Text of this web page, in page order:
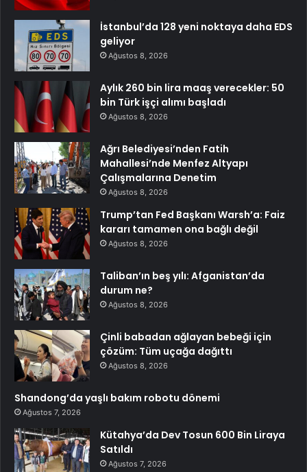
İstanbul’da 128 yeni noktaya daha EDS
geliyor
Ağustos 8, 2026
Aylık 260 bin lira maaş verecekler: 50
bin Türk işçi alımı başladı
Ağustos 8, 2026
Ağrı Belediyesi’nden Fatih
Mahallesi’nde Menfez Altyapı
Çalışmalarına Denetim
Ağustos 8, 2026
Trump’tan Fed Başkanı Warsh’a: Faiz
kararı tamamen ona bağlı değil
Ağustos 8, 2026
Taliban’ın beş yılı: Afganistan’da
durum ne?
Ağustos 8, 2026
Çinli babadan ağlayan bebeği için
çözüm: Tüm uçağa dağıttı
Ağustos 8, 2026
Shandong’da yaşlı bakım robotu dönemi
Ağustos 7, 2026
Kütahya’da Dev Tosun 600 Bin Liraya
Satıldı
Ağustos 7, 2026